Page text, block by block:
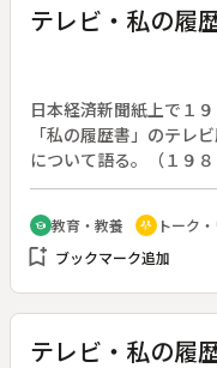
テレビ・私の履
日本経済新聞紙上で１
「私の履歴書」のテレ
について語る。（１９
日、全７８回。出演者
６回は俳人の中村汀女
school 教育・教養 adaptive_audio_mic トーク
bookmark_add ブックマーク追加
テレビ・私の履